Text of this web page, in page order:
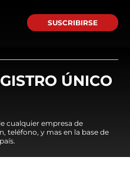
SUSCRIBIRSE
ÚNICO
cualquier empresa de
teléfono, y mas en la base de